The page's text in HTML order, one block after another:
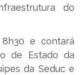
do
e contará
de Estado da
da Seduc e